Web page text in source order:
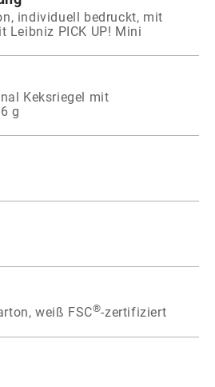
individuell bedruckt, mit
Leibniz PICK UP! Mini
Keksriegel mit
g
weiß FSC®-zertifiziert